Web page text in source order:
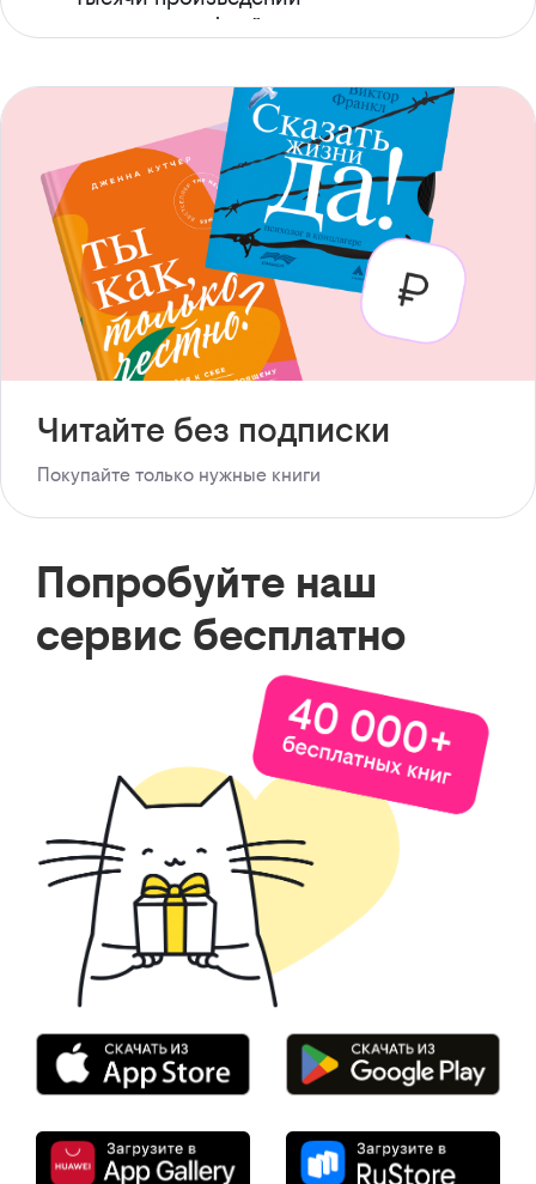
с доступом офлайн
Читайте без подписки
Покупайте только нужные книги
Попробуйте наш
сервис бесплатно